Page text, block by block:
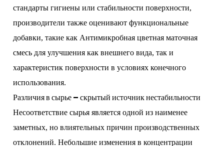
стандарты гигиены или стабильности поверхности,
производители также оценивают функциональные
добавки, такие как Антимикробная цветная маточная
смесь для улучшения как внешнего вида, так и
характеристик поверхности в условиях конечного
использования.
Различия в сырье – скрытый источник нестабильности
Несоответствие сырья является одной из наименее
заметных, но влиятельных причин производственных
отклонений. Небольшие изменения в концентрации